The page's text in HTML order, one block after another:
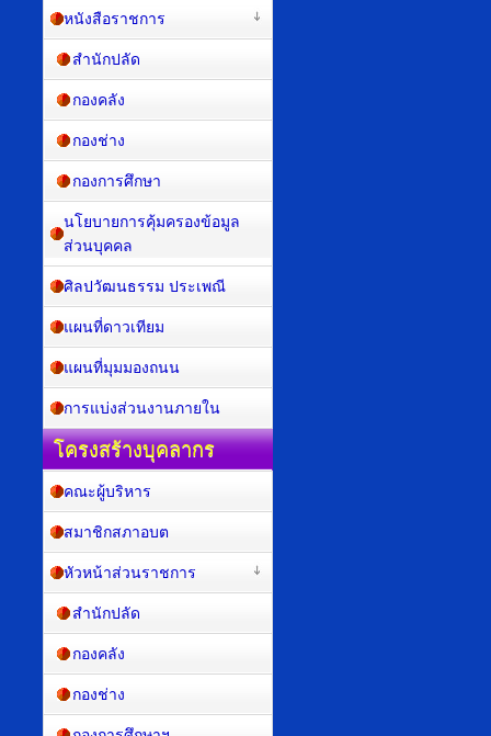
หนังสือราชการ
สำนักปลัด
กองคลัง
กองช่าง
กองการศึกษา
นโยบายการคุ้มครองข้อมูล
ส่วนบุคคล
ศิลปวัฒนธรรม ประเพณี
แผนที่ดาวเทียม
แผนที่มุมมองถนน
การแบ่งส่วนงานภายใน
โครงสร้างบุคลากร
คณะผู้บริหาร
สมาชิกสภาอบต
หัวหน้าส่วนราชการ
สำนักปลัด
กองคลัง
กองช่าง